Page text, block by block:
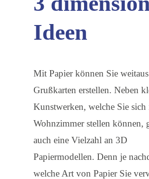
Ideen
Mit Papier können Sie
Grußkarten erstellen. Neben
Kunstwerken, welche Sie sich
Wohnzimmer stellen können,
auch eine Vielzahl an 3D
Papiermodellen. Denn je
welche Art von Papier Sie